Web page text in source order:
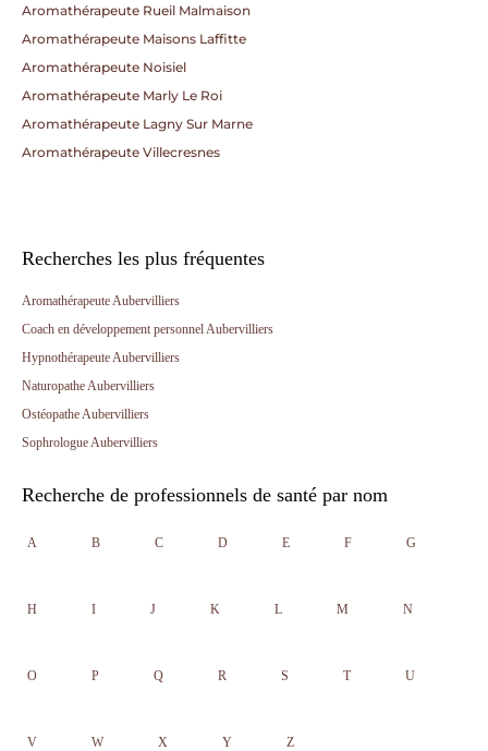
Aromathérapeute Rueil Malmaison
Aromathérapeute Maisons Laffitte
Aromathérapeute Noisiel
Aromathérapeute Marly Le Roi
Aromathérapeute Lagny Sur Marne
Aromathérapeute Villecresnes
Recherches les plus fréquentes
Aromathérapeute Aubervilliers
Coach en développement personnel Aubervilliers
Hypnothérapeute Aubervilliers
Naturopathe Aubervilliers
Ostéopathe Aubervilliers
Sophrologue Aubervilliers
Recherche de professionnels de santé par nom
A B C D E F G
H I J K L M N
O P Q R S T U
V W X Y Z